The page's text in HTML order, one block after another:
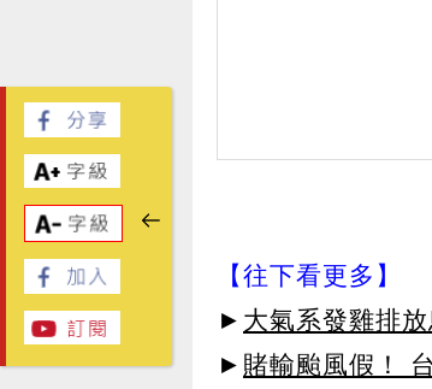
【往下看更多】
► 大氣系發雞排
► 賭輸颱風假！